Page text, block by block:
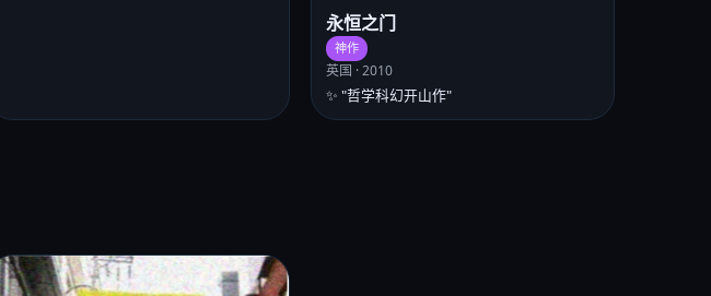
永恒之门
神作
英国 · 2010
✨ "哲学科幻开山作"